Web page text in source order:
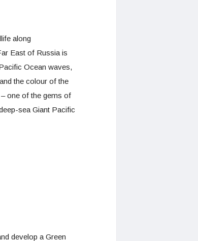
along
East of Russia is
Ocean waves,
the colour of the
one of the gems of
sea Giant Pacific
develop a Green